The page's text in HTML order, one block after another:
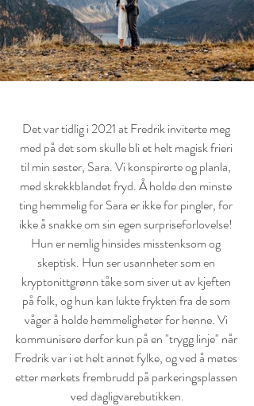
Det var tidlig i 2021 at Fredrik inviterte meg
med på det som skulle bli et helt magisk frieri
til min søster, Sara. Vi konspirerte og planla,
med skrekkblandet fryd. Å holde den minste
ting hemmelig for Sara er ikke for pingler, for
ikke å snakke om sin egen surpriseforlovelse!
Hun er nemlig hinsides misstenksom og
skeptisk. Hun ser usannheter som en
kryptonittgrønn tåke som siver ut av kjeften
på folk, og hun kan lukte frykten fra de som
våger å holde hemmeligheter for henne. Vi
kommunisere derfor kun på en "trygg linje" når
Fredrik var i et helt annet fylke, og ved å møtes
etter mørkets frembrudd på parkeringsplassen
ved dagligvarebutikken.